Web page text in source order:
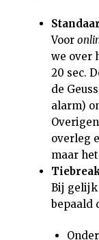
Voor
we over
20 sec.
de
alarm)
overleg
maar
Bij gelijk
bepaald